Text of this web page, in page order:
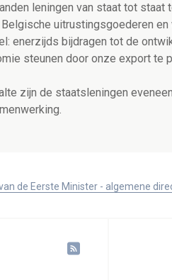
leningen van staat tot
uitrustingsgoederen
enerzijds bijdragen tot de
steunen door onze export te
zijn de staatsleningen
van de Eerste Minister - algemene